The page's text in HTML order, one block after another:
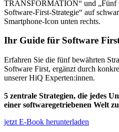
Ihr Guide für Software
Erfahren Sie die fünf bewährten
Software First, ergänzt durch
unserer HiQ Experten:innen.
5 zentrale Strategien, die jedes
einer softwaregetriebenen Welt
jetzt E-Book herunterladen